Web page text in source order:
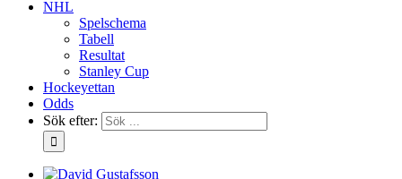
NHL
Spelschema
Tabell
Resultat
Stanley Cup
Hockeyettan
Odds
Sök efter: